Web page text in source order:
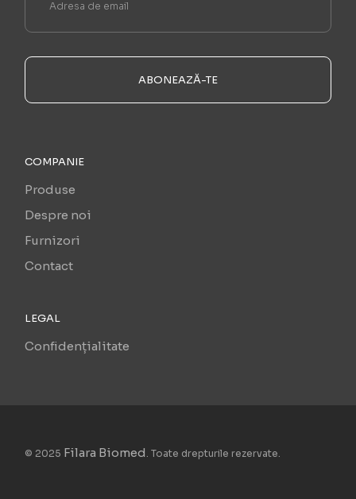
ABONEAZĂ-TE
COMPANIE
Produse
Despre noi
Furnizori
Contact
LEGAL
Confidențialitate
© 2025 Filara Biomed . Toate drepturile rezervate.